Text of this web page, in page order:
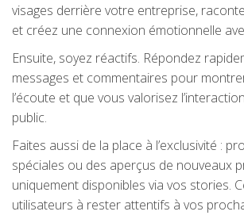
visages derrière votre entreprise,
et créez une connexion émotionnelle
Ensuite, soyez réactifs. Répondez
messages et commentaires pour
l’écoute et que vous valorisez
public.
Faites aussi de la place à l’exclusivité :
spéciales ou des aperçus de nouveaux
uniquement disponibles via vos stories.
utilisateurs à rester attentifs à vos